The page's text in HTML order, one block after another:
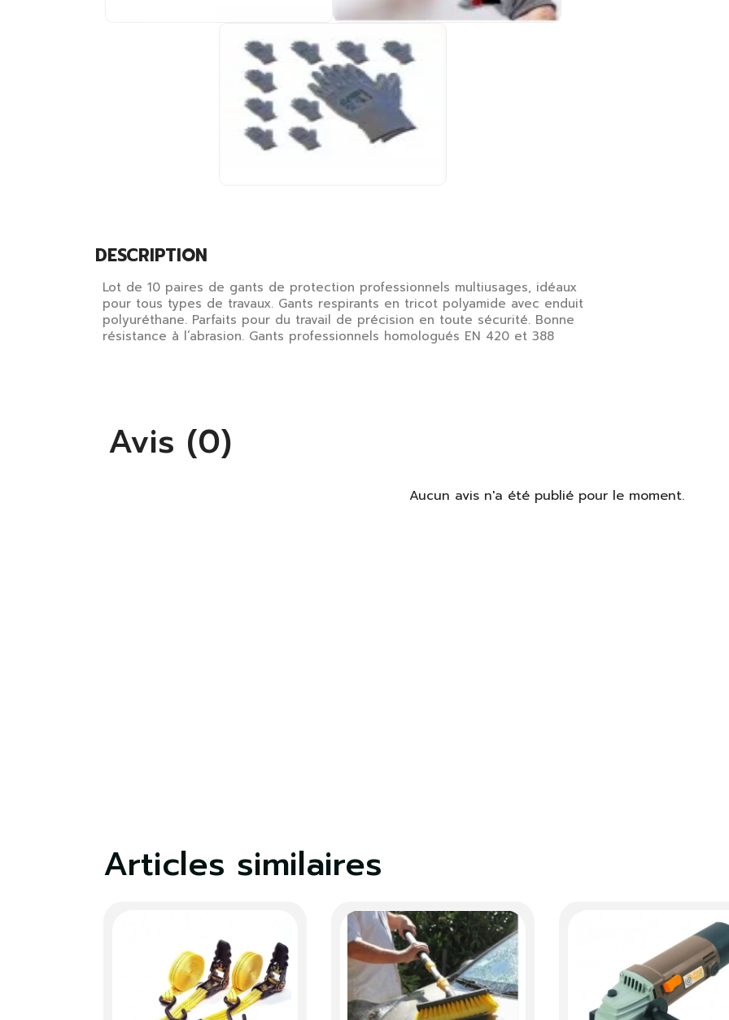
DESCRIPTION
Lot de 10 paires de gants de protection professionnels multiusages, idéaux
pour tous types de travaux. Gants respirants en tricot polyamide avec enduit
polyuréthane. Parfaits pour du travail de précision en toute sécurité. Bonne
résistance à l’abrasion. Gants professionnels homologués EN 420 et 388
Avis (0)
Aucun avis n'a été publié pour le moment.
Articles similaires